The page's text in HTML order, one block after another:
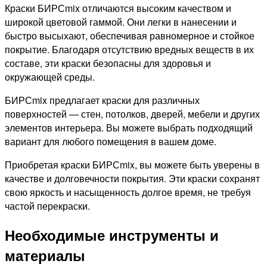
Краски БИРСmix отличаются высоким качеством и
широкой цветовой гаммой. Они легки в нанесении и
быстро высыхают, обеспечивая равномерное и стойкое
покрытие. Благодаря отсутствию вредных веществ в их
составе, эти краски безопасны для здоровья и
окружающей среды.
БИРСmix предлагает краски для различных
поверхностей — стен, потолков, дверей, мебели и других
элементов интерьера. Вы можете выбрать подходящий
вариант для любого помещения в вашем доме.
Приобретая краски БИРСmix, вы можете быть уверены в
качестве и долговечности покрытия. Эти краски сохранят
свою яркость и насыщенность долгое время, не требуя
частой перекраски.
Необходимые инструменты и
материалы